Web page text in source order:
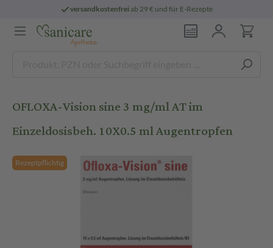
versandkostenfreiab 29 € und für E-Rezepte
OFLOXA-Vision sine 3 mg/ml AT im
Einzeldosisbeh. 10X0.5 ml Augentropfen
Rezeptpflichtig